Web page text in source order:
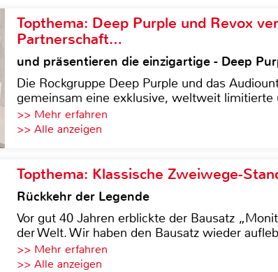
Topthema: Deep Purple und Revox
Partnerschaft…
und präsentieren die einzigartige - Deep
Die Rockgruppe Deep Purple und das
gemeinsam eine exklusive, weltweit limitierte
>> Mehr erfahren
>> Alle anzeigen
Topthema: Klassische Zweiwege-
Rückkehr der Legende
Vor gut 40 Jahren erblickte der Bausatz
der Welt. Wir haben den Bausatz wieder
>> Mehr erfahren
>> Alle anzeigen